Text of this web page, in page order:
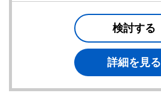
検討する
詳細を見る